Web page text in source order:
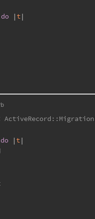
do | t|
ActiveRecord::Migration
do | t|